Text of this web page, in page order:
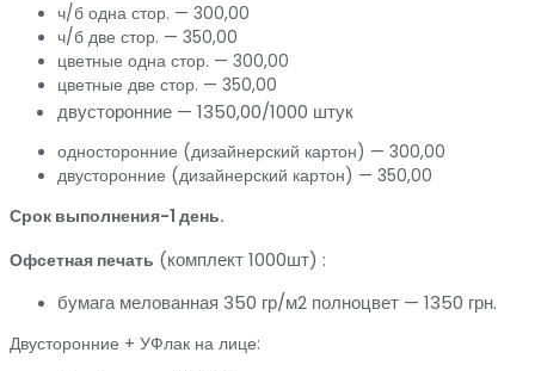
ч/б одна стор. — 300,00
ч/б две стор. — 350,00
цветные одна стор. — 300,00
цветные две стор. — 350,00
двусторонние — 1350,00/1000 штук
односторонние (дизайнерский картон) — 300,00
двусторонние (дизайнерский картон) — 350,00
Срок выполнения-1 день.
Офсетная печать (комплект 1000шт) :
бумага мелованная 350 гр/м2 полноцвет — 1350 грн.
Двусторонние + УФлак на лице: